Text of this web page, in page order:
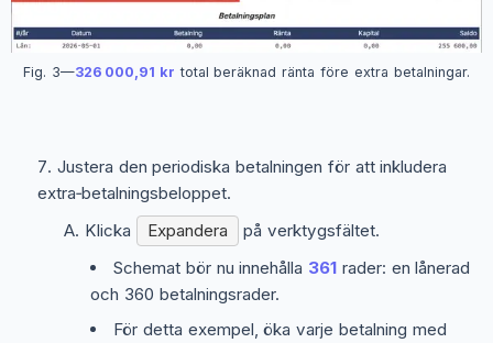
Fig. 3—326 000,91 kr total beräknad ränta före extra betalningar.
Justera den periodiska betalningen för att inkludera
extra‑betalningsbeloppet.
Klicka
Expandera
på verktygsfältet.
Schemat bör nu innehålla 361 rader: en lånerad
och 360 betalningsrader.
För detta exempel, öka varje betalning med